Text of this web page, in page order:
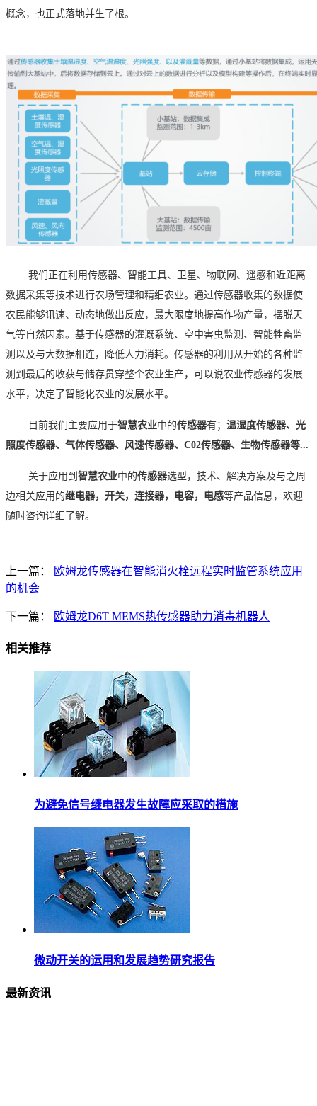
概念，也正式落地并生了根。
我们正在利用传感器、智能工具、卫星、物联网、遥感和近距离
数据采集等技术进行农场管理和精细农业。 通过传感器收集的数据使
农民能够讯速、动态地做出反应，最大限度地提高作物产量， 摆脱天
气等自然因素。基于传感器的灌溉系统、空中害虫监测、智能牲畜监
测以及与大数据相连， 降低人力消耗。 传感器的利用从开始的各种监
测到最后的收获与储存贯穿整个农业生产，可以说农业传感器的发展
水平，决定了智能化农业的发展水平。
目前我们主要应用于智慧农业中的传感器有； 温湿度传感器、光
照度传感器、气体传感器、风速传感器、 C02传感器、生物传感器等...
关于应用到 智慧农业中的传感器选型，技术、解决方案及与之周
边相关应用的继电器，开关，连接器，电容，电感等产品信息，欢迎
随时咨询详细了解。
上一篇：
欧姆龙传感器在智能消火栓远程实时监管系统应用
的机会
下一篇： 欧姆龙D6T MEMS热传感器助力消毒机器人
相关推荐
为避免信号继电器发生故障应采取的措施
微动开关的运用和发展趋势研究报告
最新资讯